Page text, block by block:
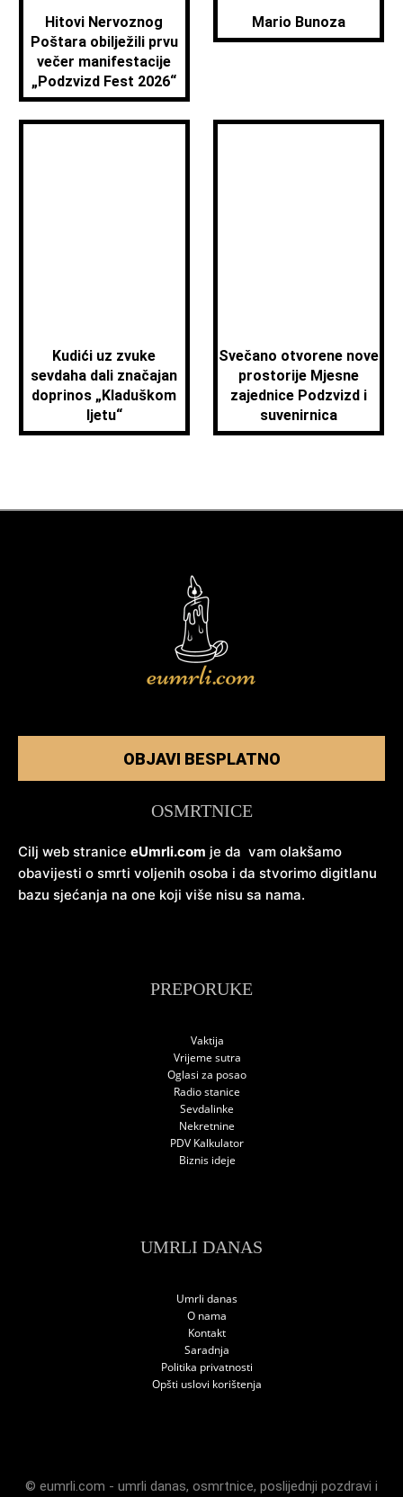
Hitovi Nervoznog
Poštara obilježili prvu
večer manifestacije
„Podzvizd Fest 2026“
Mario Bunoza
Kudići uz zvuke
sevdaha dali značajan
doprinos „Kladuškom
ljetu“
Svečano otvorene nove
prostorije Mjesne
zajednice Podzvizd i
suvenirnica
OBJAVI BESPLATNO
OSMRTNICE
Cilj web stranice eUmrli.com je da vam olakšamo
obavijesti o smrti voljenih osoba i da stvorimo digitlanu
bazu sjećanja na one koji više nisu sa nama.
PREPORUKE
Vaktija
Vrijeme sutra
Oglasi za posao
Radio stanice
Sevdalinke
Nekretnine
PDV Kalkulator
Biznis ideje
UMRLI DANAS
Umrli danas
O nama
Kontakt
Saradnja
Politika privatnosti
Opšti uslovi korištenja
© eumrli.com - umrli danas, osmrtnice, poslijednji pozdravi i